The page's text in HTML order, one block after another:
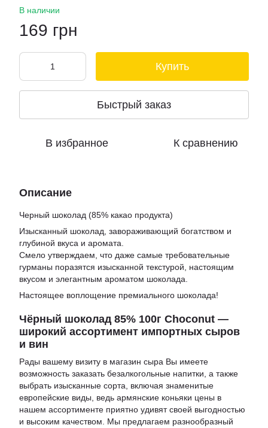
В наличии
169 грн
Купить
Быстрый заказ
В избранное К сравнению
Описание
Черный шоколад (85% какао продукта)
Изысканный шоколад, завораживающий богатством и
глубиной вкуса и аромата.
Смело утверждаем, что даже самые требовательные
гурманы поразятся изысканной текстурой, настоящим
вкусом и элегантным ароматом шоколада.
Настоящее воплощение премиального шоколада!
Чёрный шоколад 85% 100г Choconut —
широкий ассортимент импортных сыров
и вин
Рады вашему визиту в магазин сыра Вы имеете
возможность заказать безалкогольные напитки, а также
выбрать изысканные сорта, включая знаменитые
европейские виды, ведь армянские коньяки цены в
нашем ассортименте приятно удивят своей выгодностью
и высоким качеством. Мы предлагаем разнообразный